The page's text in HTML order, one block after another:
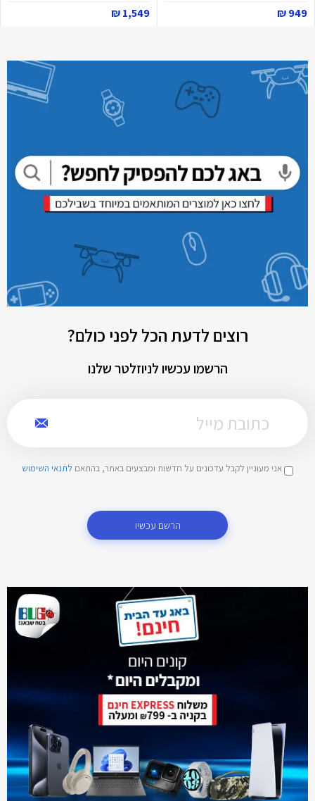
949 ₪
1,549 ₪
רוצים לדעת הכל לפני כולם?
הרשמו עכשיו לניוזלטר שלנו
אני מעוניין לקבל עדכונים על חדשות ומבצעים באתר, בהתאם לתנאי השימוש
הרשם עכשיו